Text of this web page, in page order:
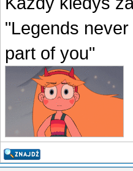
"Legends
part of you"